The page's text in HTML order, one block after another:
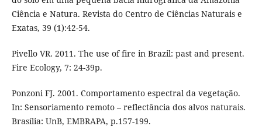
Ciência e Natura. Revista do Centro de Ciências Naturais e
Exatas, 39 (1):42-54.
Pivello VR. 2011. The use of fire in Brazil: past and present.
Fire Ecology, 7: 24-39p.
Ponzoni FJ. 2001. Comportamento espectral da vegetação.
In: Sensoriamento remoto – reflectância dos alvos naturais.
Brasília: UnB, EMBRAPA, p.157-199.